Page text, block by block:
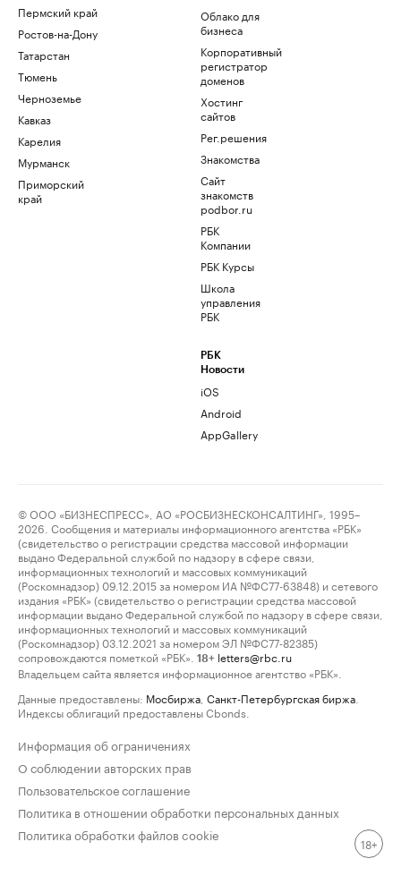
Пермский край
Ростов-на-Дону
Татарстан
Тюмень
Черноземье
Кавказ
Карелия
Мурманск
Приморский
край
Облако для
бизнеса
Корпоративный
регистратор
доменов
Хостинг
сайтов
Рег.решения
Знакомства
Сайт
знакомств
podbor.ru
РБК
Компании
РБК Курсы
Школа
управления
РБК
РБК
Новости
iOS
Android
AppGallery
© ООО «БИЗНЕСПРЕСС», АО «РОСБИЗНЕСКОНСАЛТИНГ», 1995–
2026. Сообщения и материалы информационного агентства «РБК»
(свидетельство о регистрации средства массовой информации
выдано Федеральной службой по надзору в сфере связи,
информационных технологий и массовых коммуникаций
(Роскомнадзор) 09.12.2015 за номером ИА №ФС77-63848) и сетевого
издания «РБК» (свидетельство о регистрации средства массовой
информации выдано Федеральной службой по надзору в сфере связи,
информационных технологий и массовых коммуникаций
(Роскомнадзор) 03.12.2021 за номером ЭЛ №ФС77-82385)
сопровождаются пометкой «РБК».
18+ letters@rbc.ru
Владельцем сайта является информационное агентство «РБК».
Данные предоставлены: Мосбиржа Санкт-Петербургская биржа
Индексы облигаций предоставлены Cbonds.
Информация об ограничениях
О соблюдении авторских прав
Пользовательское соглашение
Политика в отношении обработки персональных данных
Политика обработки файлов cookie
18+